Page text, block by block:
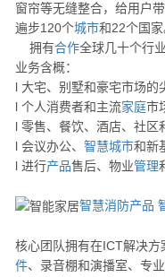
窗帘等无缝整合，给用户
遍步120个城市和22个国家
拥有合作全球几十个行
业务含概：
l 大宅、别墅和豪宅市场的
l 个人消费者和主流家庭市
l 零售、餐饮、酒店、社区
l 会议办公、 智慧城市和新
l 进行产品售后、物业管理
智慧消防产品
核心团队拥有在ICT解决
件、录音棚和演播室、专